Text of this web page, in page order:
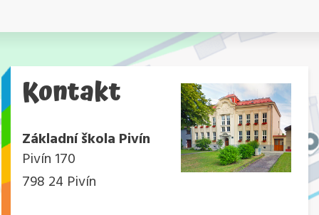
Kontakt
Základní škola Pivín
Pivín 170
798 24 Pivín